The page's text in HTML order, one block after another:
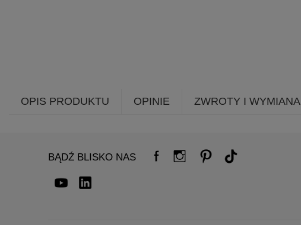
OPIS PRODUKTU OPINIE ZWROTY I WYMIANA
BĄDŹ BLISKO NAS